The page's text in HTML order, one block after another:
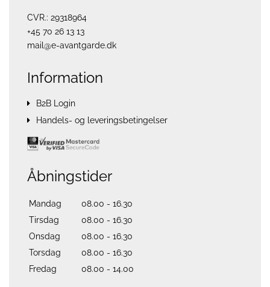
CVR.: 29318964
+45 70 26 13 13
mail@e-avantgarde.dk
Information
B2B Login
Handels- og leveringsbetingelser
Åbningstider
Mandag
08.00 - 16.30
Tirsdag
08.00 - 16.30
Onsdag
08.00 - 16.30
Torsdag
08.00 - 16.30
Fredag
08.00 - 14.00